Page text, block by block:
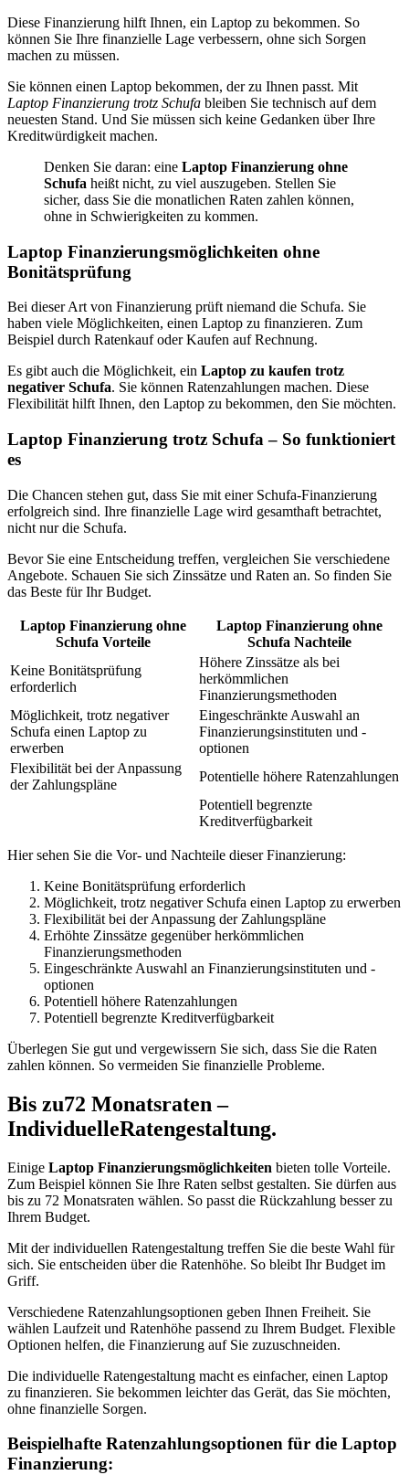
Diese Finanzierung hilft Ihnen, ein Laptop zu bekommen. So
können Sie Ihre finanzielle Lage verbessern, ohne sich Sorgen
machen zu müssen.
Sie können einen Laptop bekommen, der zu Ihnen passt. Mit
Laptop Finanzierung trotz Schufa bleiben Sie technisch auf dem
neuesten Stand. Und Sie müssen sich keine Gedanken über Ihre
Kreditwürdigkeit machen.
Denken Sie daran: eine Laptop Finanzierung ohne
Schufa heißt nicht, zu viel auszugeben. Stellen Sie
sicher, dass Sie die monatlichen Raten zahlen können,
ohne in Schwierigkeiten zu kommen.
Laptop Finanzierungsmöglichkeiten ohne
Bonitätsprüfung
Bei dieser Art von Finanzierung prüft niemand die Schufa. Sie
haben viele Möglichkeiten, einen Laptop zu finanzieren. Zum
Beispiel durch Ratenkauf oder Kaufen auf Rechnung.
Es gibt auch die Möglichkeit, ein Laptop zu kaufen trotz
negativer Schufa. Sie können Ratenzahlungen machen. Diese
Flexibilität hilft Ihnen, den Laptop zu bekommen, den Sie möchten.
Laptop Finanzierung trotz Schufa – So funktioniert
es
Die Chancen stehen gut, dass Sie mit einer Schufa-Finanzierung
erfolgreich sind. Ihre finanzielle Lage wird gesamthaft betrachtet,
nicht nur die Schufa.
Bevor Sie eine Entscheidung treffen, vergleichen Sie verschiedene
Angebote. Schauen Sie sich Zinssätze und Raten an. So finden Sie
das Beste für Ihr Budget.
Laptop Finanzierung ohne
Schufa Vorteile
Laptop Finanzierung ohne
Schufa Nachteile
Keine Bonitätsprüfung
erforderlich
Höhere Zinssätze als bei
herkömmlichen
Finanzierungsmethoden
Möglichkeit, trotz negativer
Schufa einen Laptop zu
erwerben
Eingeschränkte Auswahl an
Finanzierungsinstituten und -
optionen
Flexibilität bei der Anpassung
der Zahlungspläne
Potentielle höhere Ratenzahlungen
Potentiell begrenzte
Kreditverfügbarkeit
Hier sehen Sie die Vor- und Nachteile dieser Finanzierung:
Keine Bonitätsprüfung erforderlich
Möglichkeit, trotz negativer Schufa einen Laptop zu erwerben
Flexibilität bei der Anpassung der Zahlungspläne
Erhöhte Zinssätze gegenüber herkömmlichen
Finanzierungsmethoden
Eingeschränkte Auswahl an Finanzierungsinstituten und -
optionen
Potentiell höhere Ratenzahlungen
Potentiell begrenzte Kreditverfügbarkeit
Überlegen Sie gut und vergewissern Sie sich, dass Sie die Raten
zahlen können. So vermeiden Sie finanzielle Probleme.
Bis zu72 Monatsraten –
IndividuelleRatengestaltung.
Einige Laptop Finanzierungsmöglichkeiten bieten tolle Vorteile.
Zum Beispiel können Sie Ihre Raten selbst gestalten. Sie dürfen aus
bis zu 72 Monatsraten wählen. So passt die Rückzahlung besser zu
Ihrem Budget.
Mit der individuellen Ratengestaltung treffen Sie die beste Wahl für
sich. Sie entscheiden über die Ratenhöhe. So bleibt Ihr Budget im
Griff.
Verschiedene Ratenzahlungsoptionen geben Ihnen Freiheit. Sie
wählen Laufzeit und Ratenhöhe passend zu Ihrem Budget. Flexible
Optionen helfen, die Finanzierung auf Sie zuzuschneiden.
Die individuelle Ratengestaltung macht es einfacher, einen Laptop
zu finanzieren. Sie bekommen leichter das Gerät, das Sie möchten,
ohne finanzielle Sorgen.
Beispielhafte Ratenzahlungsoptionen für die Laptop
Finanzierung: